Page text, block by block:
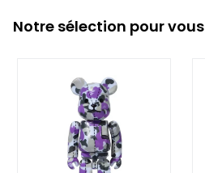
Notre sélection pour vous